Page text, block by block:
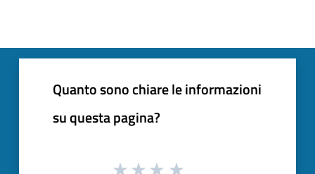
Quanto sono chiare le informazioni
su questa pagina?